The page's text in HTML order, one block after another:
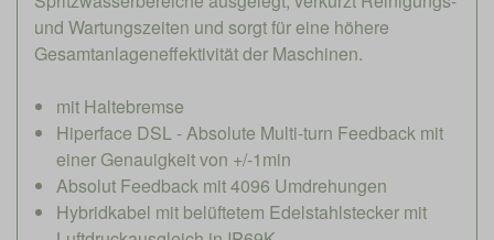
und Wartungszeiten und sorgt für eine höhere
Gesamtanlageneffektivität der Maschinen.
mit Haltebremse
Hiperface DSL - Absolute Multi-turn Feedback mit
einer Genauigkeit von +/-1min
Absolut Feedback mit 4096 Umdrehungen
Hybridkabel mit belüftetem Edelstahlstecker mit